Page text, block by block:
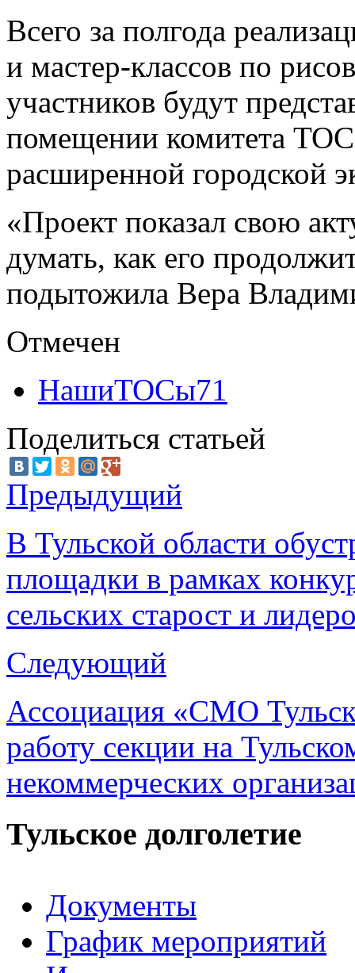
Всего за полгода
и мастер-классов по
участников будут
помещении комитета ТОС
расширенной городской
«Проект показал свою
думать, как его
подытожила Вера
Отмечен
НашиТОСы71
Поделиться статьей
Предыдущий
В Тульской области
площадки в рамках
сельских старост и
Следующий
Ассоциация «СМО
работу секции на
некоммерческих
Тульское долголетие
Документы
График мероприятий